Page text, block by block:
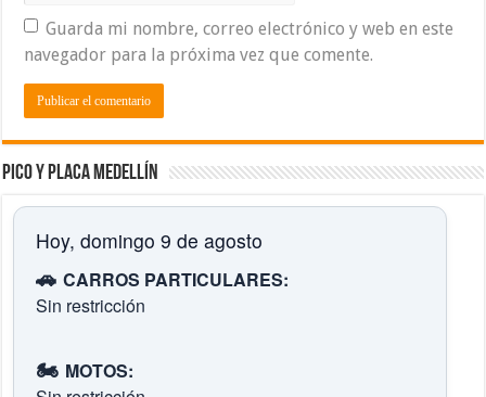
Guarda mi nombre, correo electrónico y web en este
navegador para la próxima vez que comente.
Pico y placa Medellín
Hoy, domingo 9 de agosto
🚗 CARROS PARTICULARES:
Sin restricción
🏍️ MOTOS: